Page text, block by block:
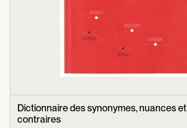
Dictionnaire des synonymes, nuances et
contraires